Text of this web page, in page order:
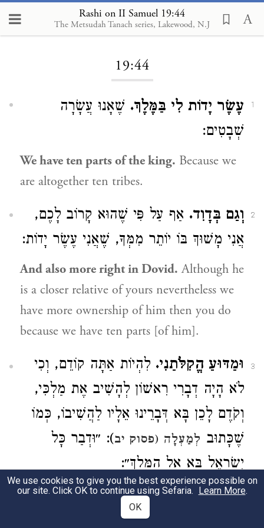
Rashi on II Samuel 19:44
The Metsudah Tanach series, Lakewood, N.J
Loading...
19:44
1 עֶשֶׂר יָדוֹת לִי בַּמֶּלֶךְ. שֶׁאָנוּ עֲשָׂרָה
שְׁבָטִים:
We have ten parts of the king. Because we
are altogether ten tribes.
2 וְגַם בְּדָוִד. אַף עַל פִּי שֶׁהוּא קָרוֹב לָכֶם,
אֲנִי מָשׁוּךְ בּוֹ יוֹתֵר מִמְּךָ, שֶׁאֲנִי עֶשֶׂר יָדוֹת:
And also more right in Dovid. Although he
is a closer relative of yours nevertheless we
have more ownership of him then you do
because we have ten parts [of him].
3 וּמַדּוּעַ הֱקִלֹּתַנִי. לִהְיוֹת אַתָּה קוֹדֵם, וְכִי
לֹא הָיָה דְבָרִי רִאשׁוֹן לְהָשִׁיב אֶת מַלְכִּי,
וְקֹדֶם לָכֵן בָּא דְּבָרֵינוּ אֵלָיו לַהֲשִׁיבוֹ, כְּמוֹ
שֶׁכָּתוּב לְמַעְלָה (פסוק יב): ״וּדְבַר כָּל
יִשְׂרָאֵל בָּא אֶל הַמֶּלֶךְ״:
Why have you made light of me?That you
should be first, was I not the first to request
We use cookies to give you the best experience possible on
our site. Click OK to continue using Sefaria. Learn More.
OK